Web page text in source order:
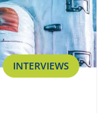
INTERVIEWS